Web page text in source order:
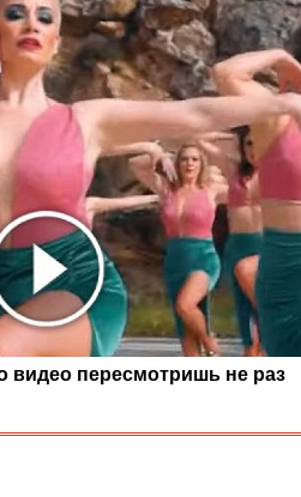
видео пересмотришь не раз